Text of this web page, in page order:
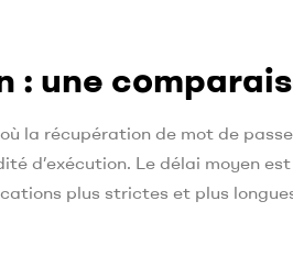
: une
la récupération de mot de
d’exécution. Le délai moyen
plus strictes et plus